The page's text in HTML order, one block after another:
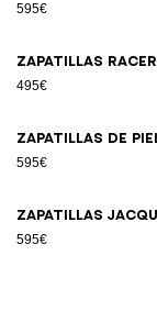
595€
Zapatillas Racer
495€
Zapatillas de
595€
Zapatillas
595€